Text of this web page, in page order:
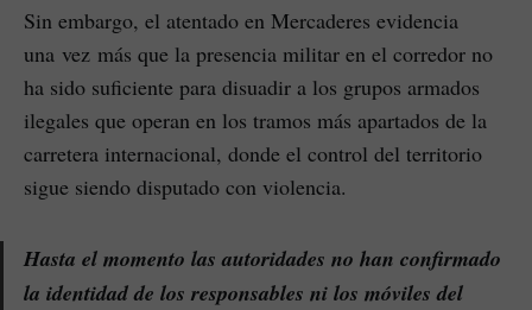
Sin embargo, el atentado en Mercaderes evidencia
una vez más que la presencia militar en el corredor no
ha sido suficiente para disuadir a los grupos armados
ilegales que operan en los tramos más apartados de la
carretera internacional, donde el control del territorio
sigue siendo disputado con violencia.
Hasta el momento las autoridades no han confirmado
la identidad de los responsables ni los móviles del